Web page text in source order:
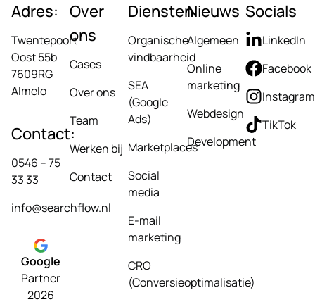
Adres:
Twentepoort
Oost 55b
7609RG
Almelo
Contact:
0546 – 75
33 33
info@searchflow.nl
Google
Partner
2026
Over
ons
Cases
Over ons
Team
Werken bij
Contact
Diensten
Organische
vindbaarheid
SEA
(Google
Ads)
Marketplaces
Social
media
E-mail
marketing
CRO
(Conversieoptimalisatie)
Nieuws
Algemeen
Online
marketing
Webdesign
Development
Socials
LinkedIn
Facebook
Instagram
TikTok